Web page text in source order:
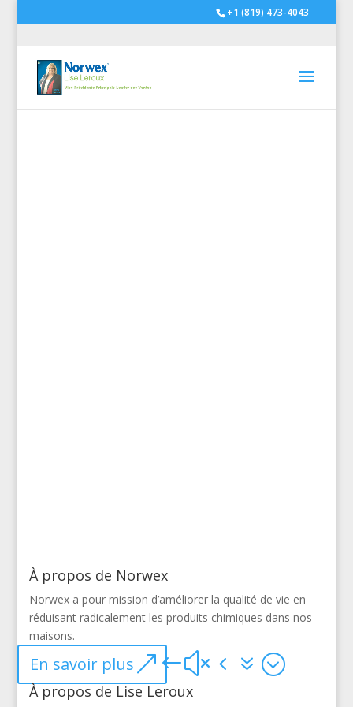
+1 (819) 473-4043
À propos de Norwex
Norwex a pour mission d’améliorer la qualité de vie en
réduisant radicalement les produits chimiques dans nos
maisons.
En savoir plus
À propos de Lise Leroux